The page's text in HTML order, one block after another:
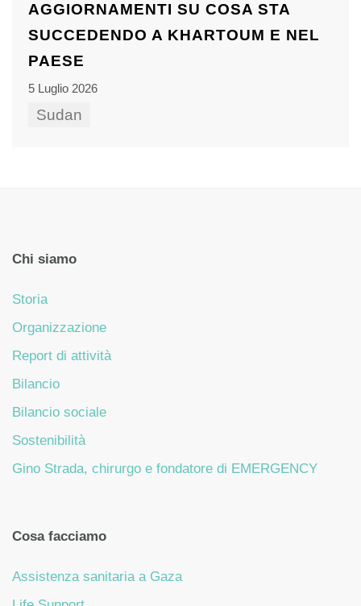
AGGIORNAMENTI SU COSA STA
SUCCEDENDO A KHARTOUM E NEL
PAESE
5 Luglio 2026
Sudan
Chi siamo
Storia
Organizzazione
Report di attività
Bilancio
Bilancio sociale
Sostenibilità
Gino Strada, chirurgo e fondatore di EMERGENCY
Cosa facciamo
Assistenza sanitaria a Gaza